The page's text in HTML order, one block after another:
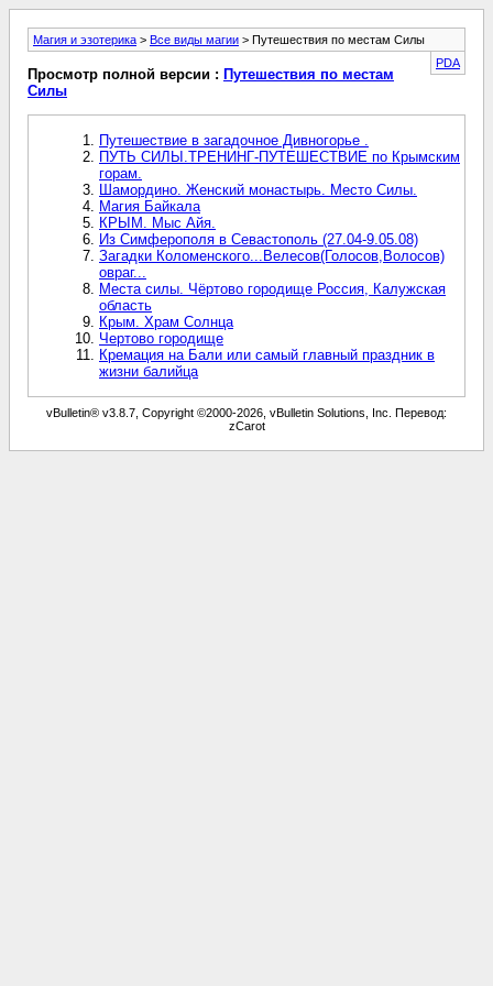
Магия и эзотерика > Все виды магии > Путешествия по местам Силы
PDA
Просмотр полной версии : Путешествия по местам
Силы
Путешествие в загадочное Дивногорье .
ПУТЬ СИЛЫ.ТРЕНИНГ-ПУТЕШЕСТВИЕ по Крымским
горам.
Шамордино. Женский монастырь. Место Силы.
Магия Байкала
КРЫМ. Мыс Айя.
Из Симферополя в Севастополь (27.04-9.05.08)
Загадки Коломенского...Велесов(Голосов,Волосов)
овраг...
Места силы. Чёртово городище Россия, Калужская
область
Крым. Храм Солнца
Чертово городище
Кремация на Бали или самый главный праздник в
жизни балийца
vBulletin® v3.8.7, Copyright ©2000-2026, vBulletin Solutions, Inc. Перевод:
zCarot